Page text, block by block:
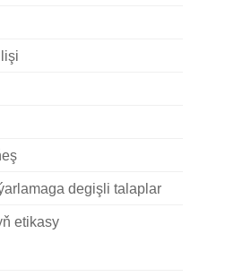
degişli talaplar
etikasy